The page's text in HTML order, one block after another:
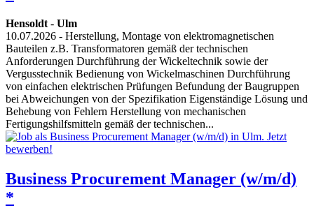
Hensoldt - Ulm
10.07.2026 - Herstellung, Montage von elektromagnetischen
Bauteilen z.B. Transformatoren gemäß der technischen
Anforderungen Durchführung der Wickeltechnik sowie der
Vergusstechnik Bedienung von Wickelmaschinen Durchführung
von einfachen elektrischen Prüfungen Befundung der Baugruppen
bei Abweichungen von der Spezifikation Eigenständige Lösung und
Behebung von Fehlern Herstellung von mechanischen
Fertigungshilfsmitteln gemäß der technischen...
Business Procurement Manager (w/m/d)
*